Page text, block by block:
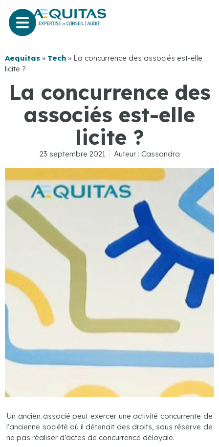
Aequitas » Tech » La concurrence des associés est-elle
licite ?
La concurrence des
associés est-elle
licite ?
23 septembre 2021 Auteur : Cassandra
Un ancien associé peut exercer une activité concurrente de
l’ancienne société où il détenait des droits, sous réserve de
ne pas réaliser d’actes de concurrence déloyale.